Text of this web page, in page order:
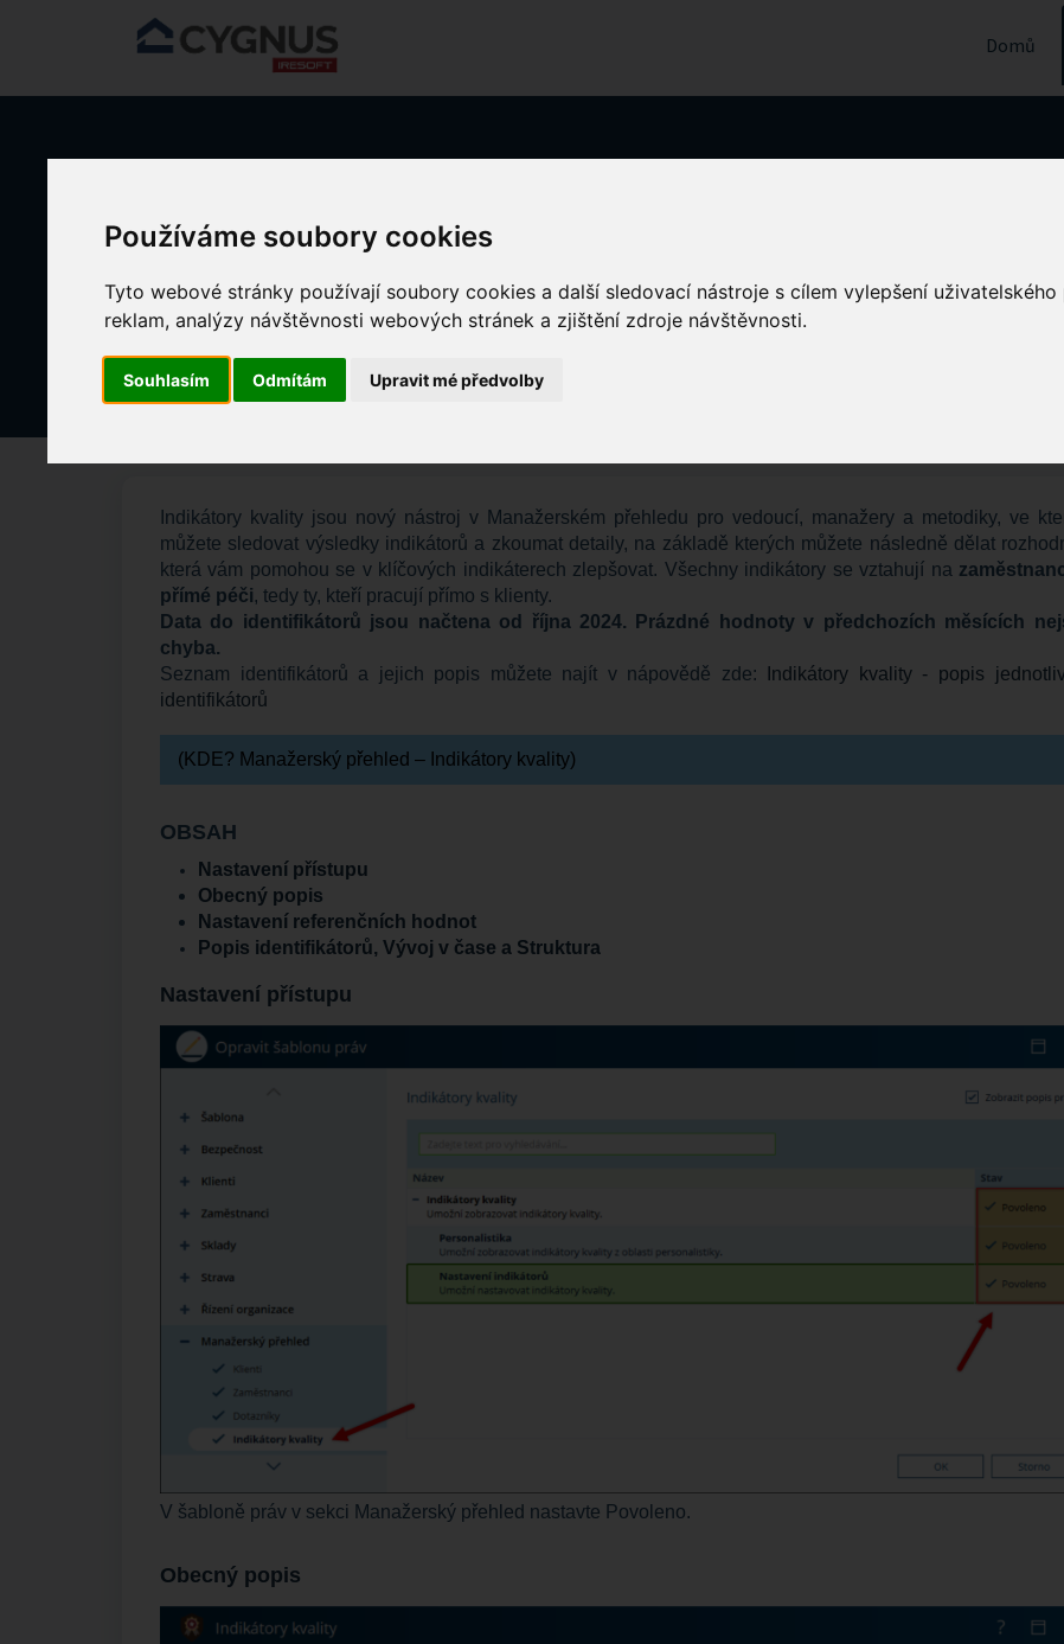
Používáme soubory cookies
Tyto webové stránky používají soubory cookies a další sledovací nástroje s cílem vylepšení
reklam, analýzy návštěvnosti webových stránek a zjištění zdroje návštěvnosti.
Souhlasím Odmítám Upravit mé předvolby
Domů
Indikátory kvality - obecný popis a nastavení
Změněno dne St, 26 Únor, 2025 v 3:12 ODPOLEDNE
Indikátory kvality jsou nový nástroj v Manažerském přehledu pro vedoucí, manažery a metodiky, ve
můžete sledovat výsledky indikátorů a zkoumat detaily, na základě kterých můžete následně dělat
která vám pomohou se v klíčových indikáterech zlepšovat. Všechny indikátory se vztahují na
přímé péči, tedy ty, kteří pracují přímo s klienty.
Data do identifikátorů jsou načtena od října 2024. Prázdné hodnoty v předchozích měsících
chyba.
Seznam identifikátorů a jejich popis můžete najít v nápovědě zde:
Indikátory kvality - popis
identifikátorů
(KDE? Manažerský přehled – Indikátory kvality)
OBSAH
Nastavení přístupu
Obecný popis
Nastavení referenčních hodnot
Popis identifikátorů, Vývoj v čase a Struktura
Nastavení přístupu
V šabloně práv v sekci Manažerský přehled nastavte Povoleno.
Obecný popis